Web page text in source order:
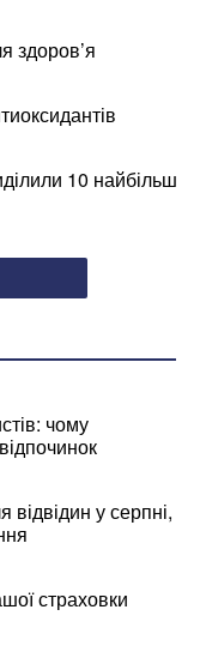
здоров’я
10 найбільш
чому
відвідин у серпні,
страховки